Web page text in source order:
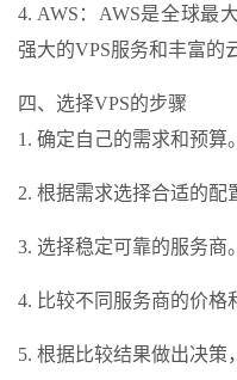
4. AWS：AWS是全球最
强大的VPS服务和丰富的
四、选择VPS的步骤
1. 确定自己的需求和预算。
2. 根据需求选择合适的配
3. 选择稳定可靠的服务商。
4. 比较不同服务商的价格
5. 根据比较结果做出决策